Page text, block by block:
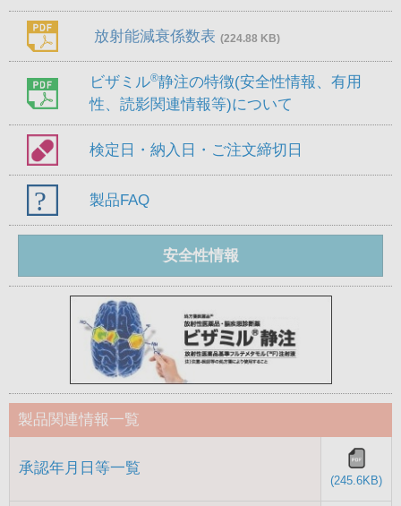
放射能減衰係数表 (224.88 KB)
ビザミル®静注の特徴(安全性情報、有用
性、読影関連情報等)について
検定日・納入日・ご注文締切日
製品FAQ
安全性情報
製品関連情報一覧
承認年月日等一覧
(245.6KB)